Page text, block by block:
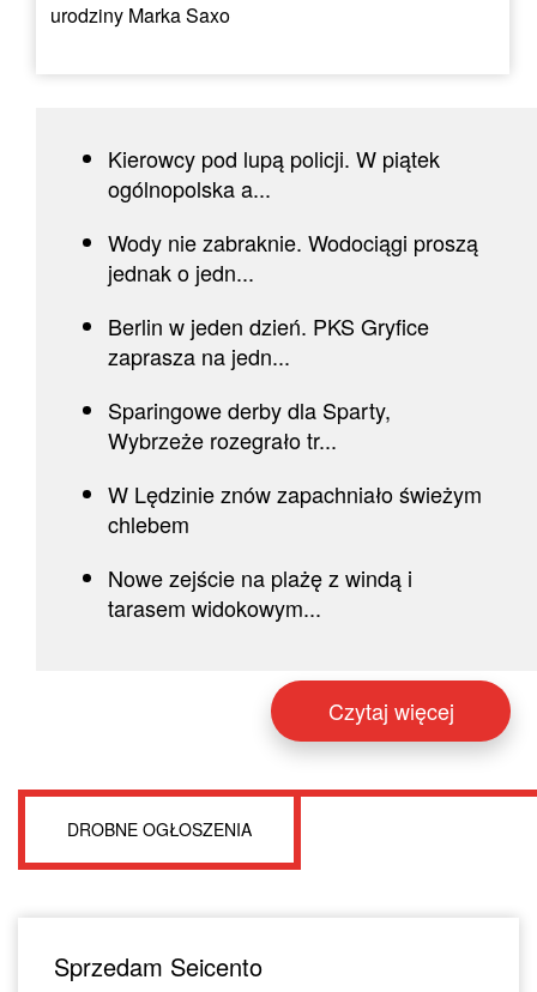
urodziny Marka Saxo
Kierowcy pod lupą policji. W piątek
ogólnopolska a...
Wody nie zabraknie. Wodociągi proszą
jednak o jedn...
Berlin w jeden dzień. PKS Gryfice
zaprasza na jedn...
Sparingowe derby dla Sparty,
Wybrzeże rozegrało tr...
W Lędzinie znów zapachniało świeżym
chlebem
Nowe zejście na plażę z windą i
tarasem widokowym...
Czytaj więcej
DROBNE OGŁOSZENIA
Sprzedam Seicento